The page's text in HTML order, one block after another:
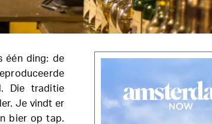
één ding: de
Die traditie
Je vindt er
bier op tap.